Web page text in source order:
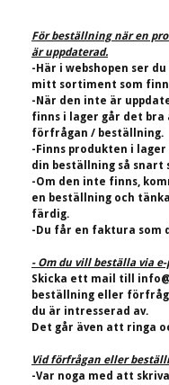
För beställning när en
är uppdaterad.
-Här i webshopen ser
mitt sortiment som
-När den inte är
finns i lager går det
förfrågan / beställning.
-Finns produkten i
din beställning så snart
-Om den inte finns,
en beställning och
färdig.
-Du får en faktura
- Om du vill beställa via
Skicka ett mail till
beställning eller
du är intresserad av.
Det går även att ringa
Vid förfrågan eller
-Var noga med att